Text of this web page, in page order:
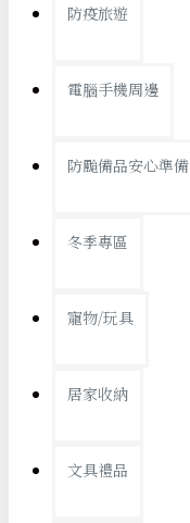
39元專區
節慶熱賣
春節/新年
防疫旅遊
電腦手機周邊
防颱備品安心準備
冬季專區
寵物/玩具
居家收納
文具禮品